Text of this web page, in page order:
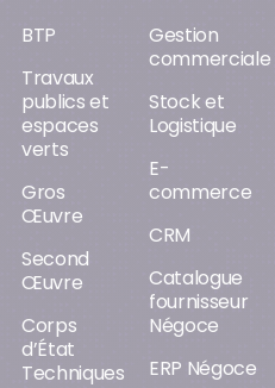
BTP
Travaux
publics et
espaces
verts
Gros
Œuvre
Second
Œuvre
Corps
d’État
Techniques
Gestion
commerciale
Stock et
Logistique
E-
commerce
CRM
Catalogue
fournisseur
Négoce
ERP Négoce